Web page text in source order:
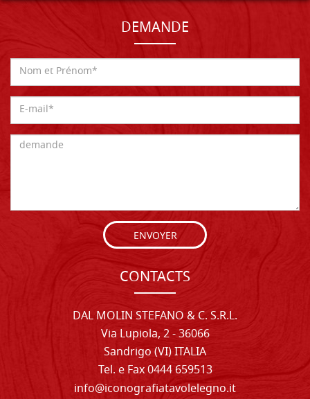
DEMANDE
ENVOYER
CONTACTS
DAL MOLIN STEFANO & C. S.R.L.
Via Lupiola, 2 - 36066
Sandrigo (VI) ITALIA
Tel. e Fax 0444 659513
info@iconografiatavolelegno.it